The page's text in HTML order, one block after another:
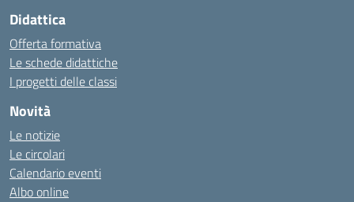
Didattica
Offerta formativa
Le schede didattiche
I progetti delle classi
Novità
Le notizie
Le circolari
Calendario eventi
Albo online